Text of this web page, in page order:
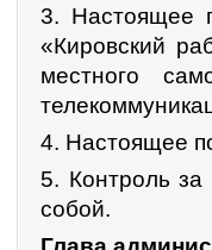
3. Настоящее
«Кировский
местного
4. Настоящее
5. Контроль
собой.